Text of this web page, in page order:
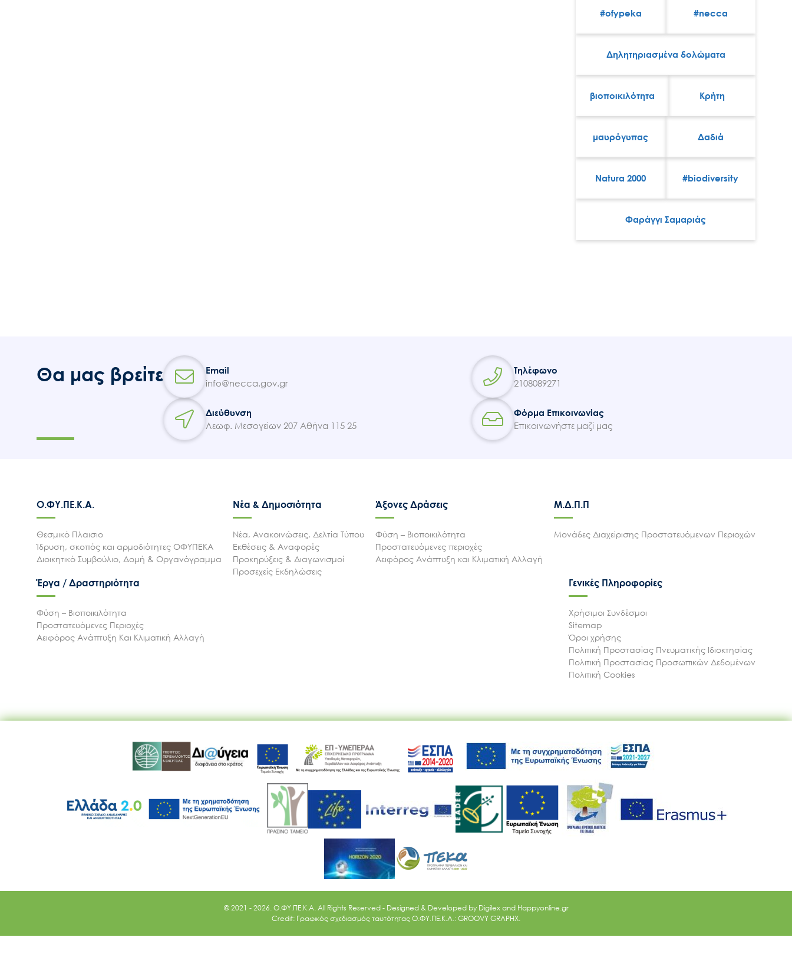
Ακολουθήστε μας
#ofypeka #necca
Δηλητηριασμένα δολώματα
βιοποικιλότητα Κρήτη
μαυρόγυπας Δαδιά
Natura 2000 #biodiversity
Φαράγγι Σαμαριάς
Θα μας βρείτε
Email
info@necca.gov.gr
Τηλέφωνο
2108089271
Διεύθυνση
Λεωφ. Μεσογείων 207 Αθήνα 115 25
Φόρμα Επικοινωνίας
Επικοινωνήστε μαζί μας
Ο.ΦΥ.ΠΕ.Κ.Α.
Θεσμικό Πλαισιο
Ίδρυση, σκοπός και αρμοδιότητες ΟΦΥΠΕΚΑ
Διοικητικό Συμβούλιο, Δομή & Οργανόγραμμα
Νέα & Δημοσιότητα
Νέα, Ανακοινώσεις, Δελτία Τύπου
Εκθέσεις & Αναφορές
Προκηρύξεις & Διαγωνισμοί
Προσεχείς Εκδηλώσεις
Άξονες Δράσεις
Φύση – Βιοποικιλότητα
Προστατευόμενες περιοχές
Αειφόρος Ανάπτυξη και Κλιματική Αλλαγή
Μ.Δ.Π.Π
Μονάδες Διαχείρισης Προστατευόμενων Περιοχών
Έργα / Δραστηριότητα
Φύση – Βιοποικιλότητα
Προστατευόμενες Περιοχές
Αειφόρος Ανάπτυξη Και Κλιματική Αλλαγή
Γενικές Πληροφορίες
Χρήσιμοι Συνδέσμοι
Sitemap
Όροι χρήσης
Πολιτική Προστασίας Πνευματικής Ιδιοκτησίας
Πολιτική Προστασίας Προσωπικών Δεδομένων
Πολιτική Cookies
© 2021 - 2026. O.ΦΥ.ΠΕ.Κ.Α. All Rights Reserved - Designed & Developed by Digilex and Happyonline.gr
Credit: Γραφικός σχεδιασμός ταυτότητας Ο.ΦΥ.ΠΕ.Κ.Α.: GROOVY GRAPHX.